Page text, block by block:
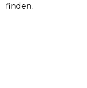
finden.